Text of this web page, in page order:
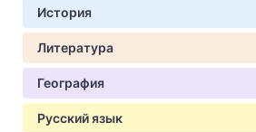
История
Литература
География
Русский язык